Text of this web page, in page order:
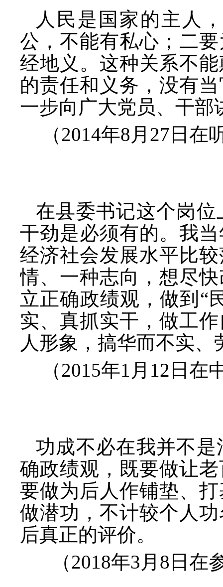
人民是国家的主人
公，不能有私心；二
经地义。这种关系不
的责任和义务，没有
一步向广大党员、干部
（2014年8月27日在
在县委书记这个岗
干劲是必须有的。我
经济社会发展水平比
情、一种志向，想尽
立正确政绩观，做到 “
实、真抓实干，做工
人形象，搞华而不实、
（2015年1月12日在
功成不必在我并不
确政绩观，既要做让
要做为后人作铺垫、
做潜功，不计较个人
后真正的评价。
（2018年3月8日在